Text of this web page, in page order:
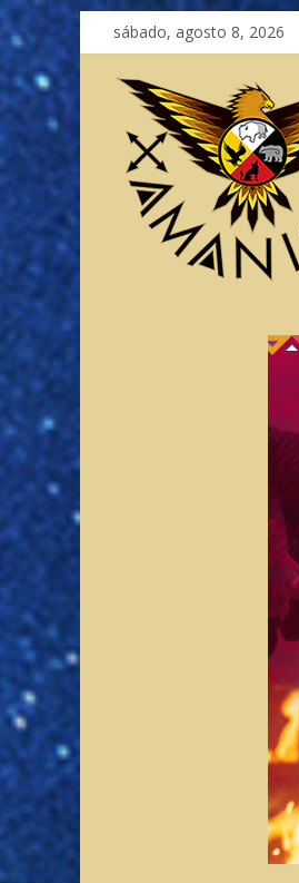
sábado, agosto 8, 2026